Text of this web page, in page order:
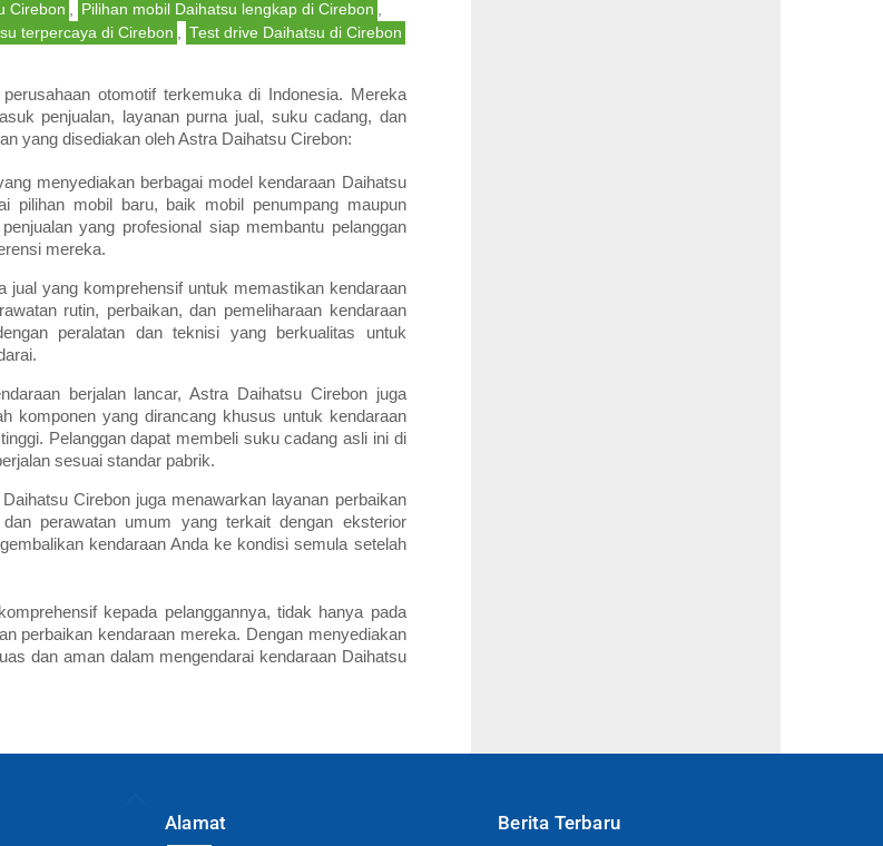
Cirebon , Pilihan mobil Daihatsu lengkap di Cirebon ,
terpercaya di Cirebon , Test drive Daihatsu di Cirebon
otomotif terkemuka di Indonesia. Mereka
penjualan, layanan purna jual, suku cadang, dan
yang disediakan oleh Astra Daihatsu Cirebon:
menyediakan berbagai model kendaraan Daihatsu
pilihan mobil baru, baik mobil penumpang maupun
yang profesional siap membantu pelanggan
mereka.
jual yang komprehensif untuk memastikan kendaraan
rutin, perbaikan, dan pemeliharaan kendaraan
peralatan dan teknisi yang berkualitas untuk
berjalan lancar, Astra Daihatsu Cirebon juga
komponen yang dirancang khusus untuk kendaraan
Pelanggan dapat membeli suku cadang asli ini di
sesuai standar pabrik.
Cirebon juga menawarkan layanan perbaikan
perawatan umum yang terkait dengan eksterior
kendaraan Anda ke kondisi semula setelah
kepada pelanggannya, tidak hanya pada
perbaikan kendaraan mereka. Dengan menyediakan
dan aman dalam mengendarai kendaraan Daihatsu
Alamat Berita Terbaru